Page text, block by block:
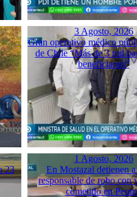
3 Agosto, 2026
Gran operativo médico
de Chile “Más de 3 mil
beneficiaron”
23
1 Agosto, 2026
En Mostazal detienen
responsable de robo con
cometido en